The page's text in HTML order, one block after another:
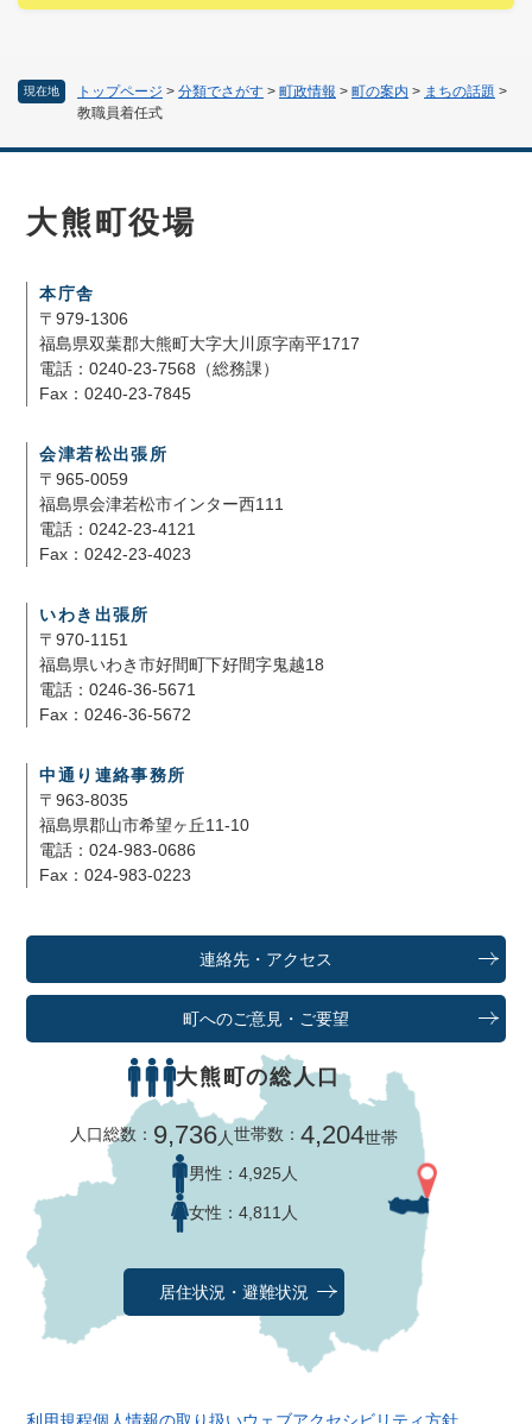
現在地 トップページ > 分類でさがす > 町政情報 > 町の案内 > まちの話題 >
教職員着任式
大熊町役場
本庁舎
〒979-1306
福島県双葉郡大熊町大字大川原字南平1717
電話：0240-23-7568（総務課）
Fax：0240-23-7845
会津若松出張所
〒965-0059
福島県会津若松市インター西111
電話：0242-23-4121
Fax：0242-23-4023
いわき出張所
〒970-1151
福島県いわき市好間町下好間字鬼越18
電話：0246-36-5671
Fax：0246-36-5672
中通り連絡事務所
〒963-8035
福島県郡山市希望ヶ丘11-10
電話：024-983-0686
Fax：024-983-0223
連絡先・アクセス
町へのご意見・ご要望
大熊町の総人口
人口総数： 9,736人世帯数：4,204世帯
男性： 4,925人
女性： 4,811人
居住状況・避難状況